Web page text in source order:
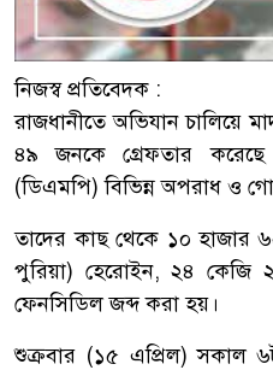
নিজস্ব প্রতিবেদক :
রাজধানীতে অভিযান চালিয়ে
৪৯ জনকে গ্রেফতার করেছে
(ডিএমপি) বিভিন্ন অপরাধ ও
তাদের কাছ থেকে ১০ হাজার
পুরিয়া) হেরোইন, ২৪ কেজি
ফেনসিডিল জব্দ করা হয়।
শুক্রবার (১৫ এপ্রিল) সকাল